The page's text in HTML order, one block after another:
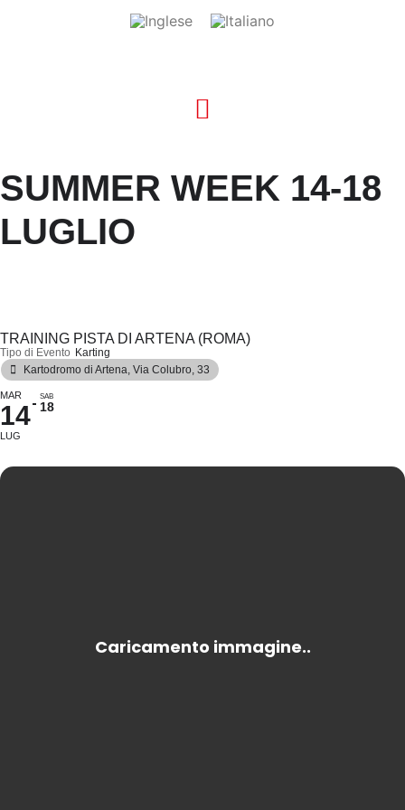
SUMMER WEEK 14-18
LUGLIO
TRAINING PISTA DI ARTENA (ROMA)
Tipo di Evento Karting
Kartodromo di Artena , Via Colubro, 33
MAR
14
LUG
SAB
18